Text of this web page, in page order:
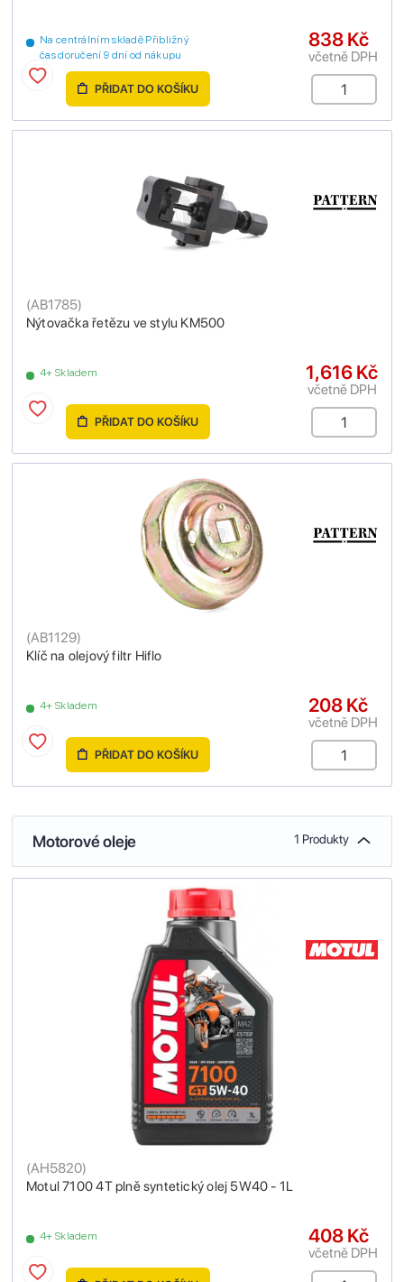
Na centrálním skladě Přibližný
čas doručení 9 dní od nákupu
838 Kč
včetně DPH
PŘIDAT DO KOŠÍKU
Nýtovačka řetězu ve stylu KM500
(AB1785)
4+ Skladem 1,616 Kč
včetně DPH
PŘIDAT DO KOŠÍKU
Klíč na olejový filtr Hiflo
(AB1129)
4+ Skladem 208 Kč
včetně DPH
PŘIDAT DO KOŠÍKU
Motorové oleje 1 Produkty
Motul 7100 4T plně syntetický olej 5W40 - 1L
(AH5820)
4+ Skladem 408 Kč
včetně DPH